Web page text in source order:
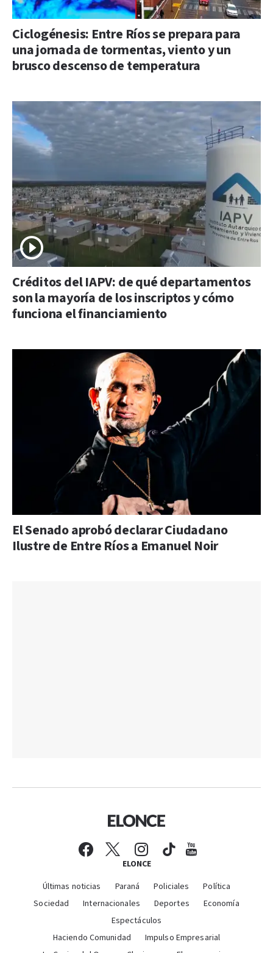
Ciclogénesis: Entre Ríos se prepara para
una jornada de tormentas, viento y un
brusco descenso de temperatura
Créditos del IAPV: de qué departamentos
son la mayoría de los inscriptos y cómo
funciona el financiamiento
El Senado aprobó declarar Ciudadano
Ilustre de Entre Ríos a Emanuel Noir
ELONCE
Últimas noticias Paraná Policiales
Política
Sociedad
Internacionales Deportes
Economía
Espectáculos
Haciendo Comunidad
Impulso Empresarial